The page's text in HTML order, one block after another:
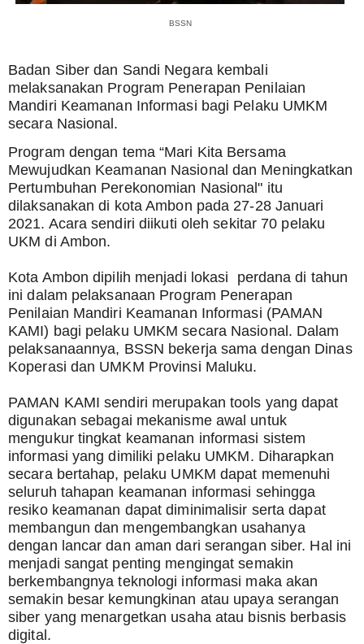
BSSN
Badan Siber dan Sandi Negara kembali
melaksanakan Program Penerapan Penilaian
Mandiri Keamanan Informasi bagi Pelaku UMKM
secara Nasional.
Program dengan tema “Mari Kita Bersama
Mewujudkan Keamanan Nasional dan Meningkatkan
Pertumbuhan Perekonomian Nasional" itu
dilaksanakan di kota Ambon pada 27-28 Januari
2021. Acara sendiri diikuti oleh sekitar 70 pelaku
UKM di Ambon.
Kota Ambon dipilih menjadi lokasi  perdana di tahun
ini dalam pelaksanaan Program Penerapan
Penilaian Mandiri Keamanan Informasi (PAMAN
KAMI) bagi pelaku UMKM secara Nasional. Dalam
pelaksanaannya, BSSN bekerja sama dengan Dinas
Koperasi dan UMKM Provinsi Maluku.
PAMAN KAMI sendiri merupakan tools yang dapat
digunakan sebagai mekanisme awal untuk
mengukur tingkat keamanan informasi sistem
informasi yang dimiliki pelaku UMKM. Diharapkan
secara bertahap, pelaku UMKM dapat memenuhi
seluruh tahapan keamanan informasi sehingga
resiko keamanan dapat diminimalisir serta dapat
membangun dan mengembangkan usahanya
dengan lancar dan aman dari serangan siber. Hal ini
menjadi sangat penting mengingat semakin
berkembangnya teknologi informasi maka akan
semakin besar kemungkinan atau upaya serangan
siber yang menargetkan usaha atau bisnis berbasis
digital.